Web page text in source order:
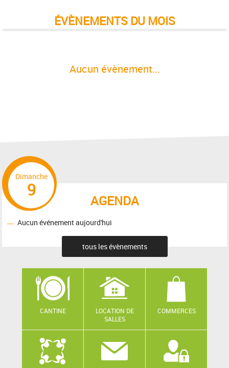
ÉVÈNEMENTS DU MOIS
Aucun évènement...
AGENDA
Dimanche
9
Aucun événement aujourd'hui
tous les évènements
CANTINE
LOCATION DE
SALLES
COMMERCES